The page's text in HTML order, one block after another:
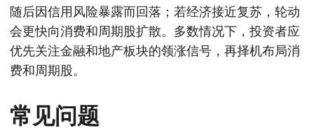
随后因信用风险暴露而回落；若经济接近复苏，轮动
会更快向消费和周期股扩散。多数情况下，投资者应
优先关注金融和地产板块的领涨信号，再择机布局消
费和周期股。
常见问题